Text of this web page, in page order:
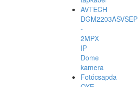
AVTECH
DGM2203ASVSEP
-
2MPX
IP
Dome
kamera
Fotócsapda